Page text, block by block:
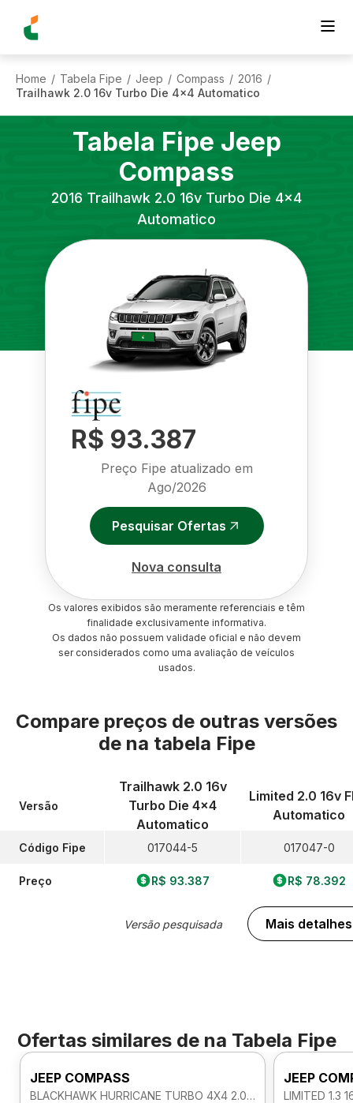
Home / Tabela Fipe / Jeep / Compass / 2016 /
Trailhawk 2.0 16v Turbo Die 4x4 Automatico
Tabela Fipe Jeep
Compass
2016 Trailhawk 2.0 16v Turbo Die 4x4
Automatico
R$ 93.387
Preço Fipe atualizado em
Ago/2026
Pesquisar Ofertas
Nova consulta
Os valores exibidos são meramente referenciais e têm
finalidade exclusivamente informativa.
Os dados não possuem validade oficial e não devem
ser considerados como uma avaliação de veículos
usados.
Compare preços de outras versões
de na tabela Fipe
Versão
Código Fipe
Preço
Trailhawk 2.0 16v
Turbo Die 4x4
Automatico
017044-5
R$ 93.387
Versão pesquisada
Limited 2.0 16v
Automatico
017047-0
R$ 78.392
Mais detalhes
Ofertas similares de na Tabela Fipe
JEEP COMPASS
BLACKHAWK HURRICANE TURBO 4X4 2.0 AUTOMATICO
JEEP